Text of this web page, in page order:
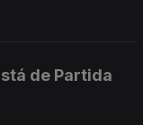
de Partida